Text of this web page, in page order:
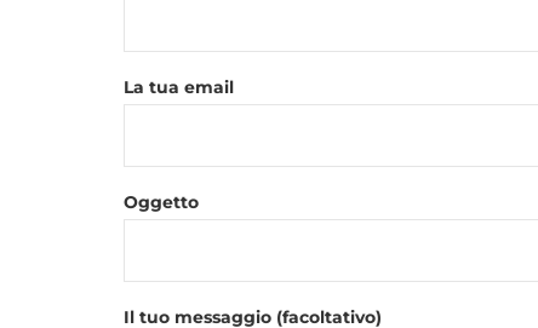
La tua email
Oggetto
Il tuo messaggio (facoltativo)